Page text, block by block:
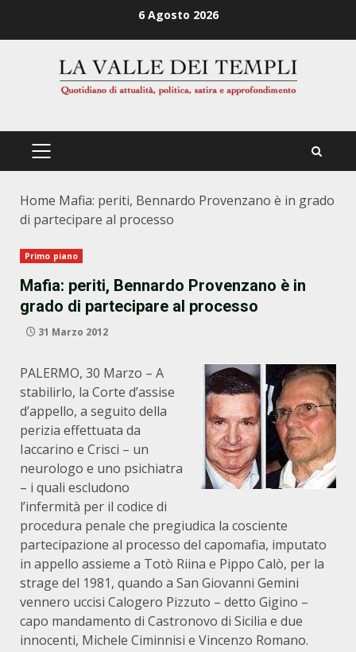
6 Agosto 2026
PRIMÄRES
Home Mafia: periti, Bennardo Provenzano è in grado
di partecipare al processo
Primo piano
Mafia: periti, Bennardo Provenzano è in
grado di partecipare al processo
31 Marzo 2012
PALERMO, 30 Marzo – A
stabilirlo, la Corte d’assise
d’appello, a seguito della
perizia effettuata da
Iaccarino e Crisci – un
neurologo e uno psichiatra
– i quali escludono
l’infermità per il codice di
procedura penale che pregiudica la cosciente
partecipazione al processo del capomafia, imputato
in appello assieme a Totò Riina e Pippo Calò, per la
strage del 1981, quando a San Giovanni Gemini
vennero uccisi Calogero Pizzuto – detto Gigino –
capo mandamento di Castronovo di Sicilia e due
innocenti, Michele Ciminnisi e Vincenzo Romano.